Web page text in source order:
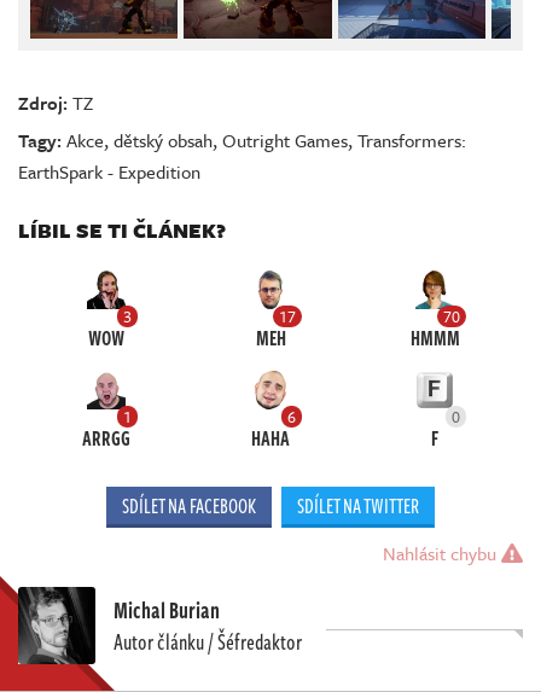
Zdroj:TZ
Tagy:Akce,dětský obsah,Outright Games,Transformers:
EarthSpark - Expedition
LÍBIL SE TI ČLÁNEK?
3
WOW
17
MEH
70
HMMM
1
ARRGG
6
HAHA
0
F
SDÍLET NA FACEBOOK SDÍLET NA TWITTER
Nahlásit chybu
Michal Burian
Autor článku / Šéfredaktor